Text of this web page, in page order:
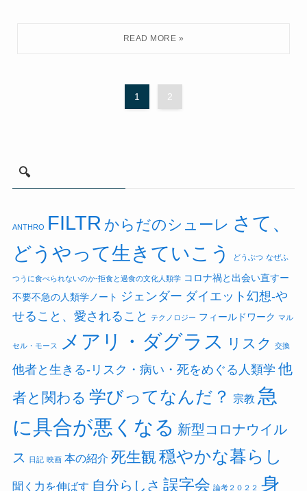
1 2
🔍
ANTHRO FILTR からだのシューレ さて、
どうやって生きていこう
どうぶつ なぜふ
つうに食べられないのか-拒食と過食の文化人類学 コロナ禍と出会い直すー
不要不急の人類学ノート ジェンダー ダイエット幻想-や
せること、愛されること
テクノロジー フィールドワーク マル
セル・モース メアリ・ダグラス リスク 交換
他者と生きる-リスク・病い・死をめぐる人類学 他
者と関わる 学びってなんだ？ 宗教 急
に具合が悪くなる 新型コロナウイル
ス
日記 映画 本の紹介 死生観穏やかな暮らし
聞く力を伸ばす 自分らしさ 誤字会 論考２０２２ 身